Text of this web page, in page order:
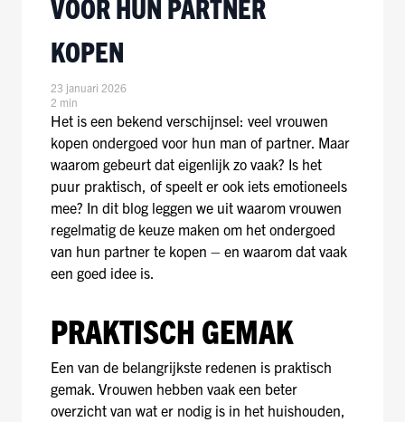
VOOR HUN PARTNER
KOPEN
23 januari 2026
2 min
Het is een bekend verschijnsel: veel vrouwen
kopen ondergoed voor hun man of partner. Maar
waarom gebeurt dat eigenlijk zo vaak? Is het
puur praktisch, of speelt er ook iets emotioneels
mee? In dit blog leggen we uit waarom vrouwen
regelmatig de keuze maken om het ondergoed
van hun partner te kopen – en waarom dat vaak
een goed idee is.
PRAKTISCH GEMAK
Een van de belangrijkste redenen is praktisch
gemak. Vrouwen hebben vaak een beter
overzicht van wat er nodig is in het huishouden,